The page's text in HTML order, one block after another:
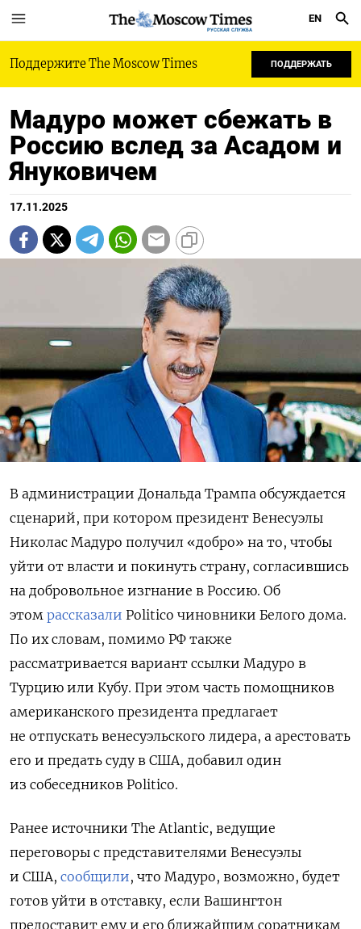
РУССКАЯ СЛУЖБА
EN
Поддержите The Moscow Times ПОДДЕРЖАТЬ
Мадуро может сбежать в
Россию вслед за Асадом и
Януковичем
17.11.2025
В администрации Дональда Трампа обсуждается
сценарий, при котором президент Венесуэлы
Николас Мадуро получил «добро» на то, чтобы
уйти от власти и покинуть страну, согласившись
на добровольное изгнание в Россию. Об
этом рассказали Politico чиновники Белого дома.
По их словам, помимо РФ также
рассматривается вариант ссылки Мадуро в
Турцию или Кубу. При этом часть помощников
американского президента предлагает
не отпускать венесуэльского лидера, а арестовать
его и предать суду в США, добавил один
из собеседников Politico.
Ранее источники The Atlantic, ведущие
переговоры с представителями Венесуэлы
и США, сообщили, что Мадуро, возможно, будет
готов уйти в отставку, если Вашингтон
предоставит ему и его ближайшим соратникам